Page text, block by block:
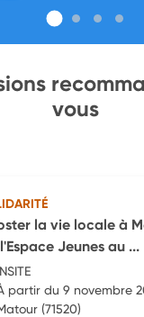
vous
la vie locale à
Jeunes au ...
partir du 9 novembre
(71520)